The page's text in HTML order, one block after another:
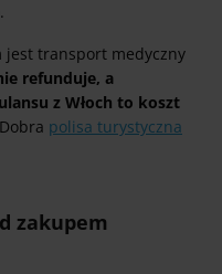
jest transport medyczny
refunduje, a
z Włoch to koszt
Dobra polisa turystyczna
zakupem